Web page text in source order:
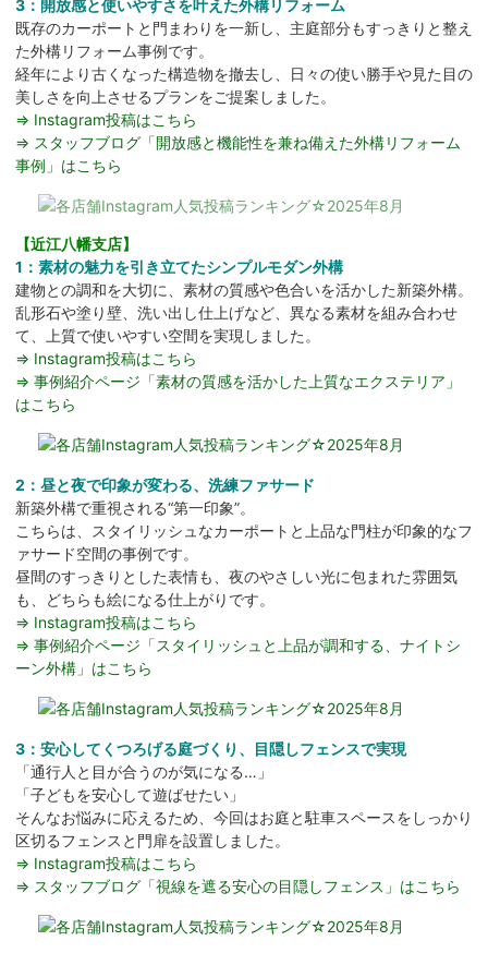
3：開放感と使いやすさを叶えた外構リフォーム
既存のカーポートと門まわりを一新し、主庭部分もすっきりと整え
た外構リフォーム事例です。
経年により古くなった構造物を撤去し、日々の使い勝手や見た目の
美しさを向上させるプランをご提案しました。
⇒ Instagram投稿はこちら
⇒ スタッフブログ「開放感と機能性を兼ね備えた外構リフォーム
事例」はこちら
【近江八幡支店】
1：素材の魅力を引き立てたシンプルモダン外構
建物との調和を大切に、素材の質感や色合いを活かした新築外構。
乱形石や塗り壁、洗い出し仕上げなど、異なる素材を組み合わせ
て、上質で使いやすい空間を実現しました。
⇒ Instagram投稿はこちら
⇒ 事例紹介ページ「素材の質感を活かした上質なエクステリア」
はこちら
2：昼と夜で印象が変わる、洗練ファサード
新築外構で重視される“第一印象”。
こちらは、スタイリッシュなカーポートと上品な門柱が印象的なフ
ァサード空間の事例です。
昼間のすっきりとした表情も、夜のやさしい光に包まれた雰囲気
も、どちらも絵になる仕上がりです。
⇒ Instagram投稿はこちら
⇒ 事例紹介ページ「スタイリッシュと上品が調和する、ナイトシ
ーン外構」はこちら
3：安心してくつろげる庭づくり、目隠しフェンスで実現
「通行人と目が合うのが気になる…」
「子どもを安心して遊ばせたい」
そんなお悩みに応えるため、今回はお庭と駐車スペースをしっかり
区切るフェンスと門扉を設置しました。
⇒ Instagram投稿はこちら
⇒ スタッフブログ「視線を遮る安心の目隠しフェンス」はこちら